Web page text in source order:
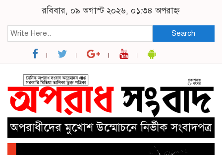
রবিবার, ০৯ অগাস্ট ২০২৬, ০১:৩৪ অপরাহ্ন
Search